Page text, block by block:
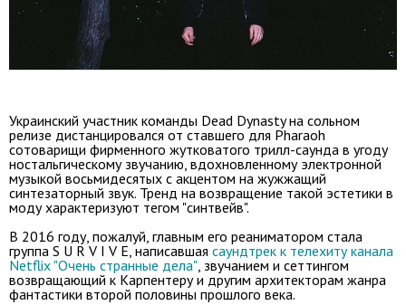
Украинский участник команды Dead Dynasty на сольном
релизе дистанцировался от ставшего для Pharaoh
сотоварищи фирменного жутковатого трилл-саунда в угоду
ностальгическому звучанию, вдохновленному электронной
музыкой восьмидесятых с акцентом на жужжащий
синтезаторный звук. Тренд на возвращение такой эстетики в
моду характеризуют тегом "синтвейв".
В 2016 году, пожалуй, главным его реаниматором стала
группа S U R V I V E, написавшая саундтрек к телехиту канала
Netflix "Очень странные дела", звучанием и сеттингом
возвращающий к Карпентеру и другим архитекторам жанра
фантастики второй половины прошлого века.